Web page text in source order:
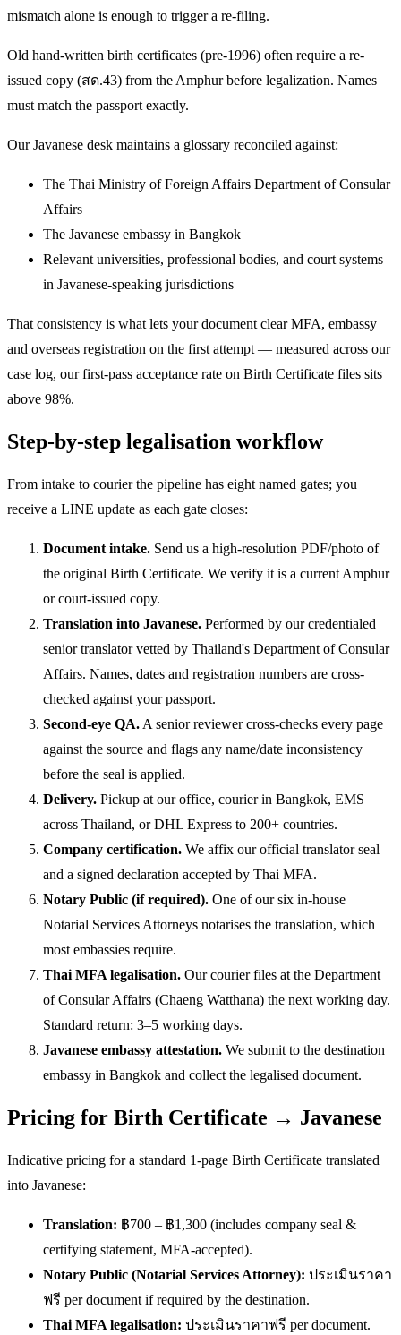
mismatch alone is enough to trigger a re-filing.
Old hand-written birth certificates (pre-1996) often require a re-
issued copy (สด.43) from the Amphur before legalization. Names
must match the passport exactly.
Our Javanese desk maintains a glossary reconciled against:
The Thai Ministry of Foreign Affairs Department of Consular
Affairs
The Javanese embassy in Bangkok
Relevant universities, professional bodies, and court systems
in Javanese-speaking jurisdictions
That consistency is what lets your document clear MFA, embassy
and overseas registration on the first attempt — measured across our
case log, our first-pass acceptance rate on Birth Certificate files sits
above 98%.
Step-by-step legalisation workflow
From intake to courier the pipeline has eight named gates; you
receive a LINE update as each gate closes:
Document intake. Send us a high-resolution PDF/photo of
the original Birth Certificate. We verify it is a current Amphur
or court-issued copy.
Translation into Javanese. Performed by our credentialed
senior translator vetted by Thailand's Department of Consular
Affairs. Names, dates and registration numbers are cross-
checked against your passport.
Second-eye QA. A senior reviewer cross-checks every page
against the source and flags any name/date inconsistency
before the seal is applied.
Delivery. Pickup at our office, courier in Bangkok, EMS
across Thailand, or DHL Express to 200+ countries.
Company certification. We affix our official translator seal
and a signed declaration accepted by Thai MFA.
Notary Public (if required). One of our six in-house
Notarial Services Attorneys notarises the translation, which
most embassies require.
Thai MFA legalisation. Our courier files at the Department
of Consular Affairs (Chaeng Watthana) the next working day.
Standard return: 3–5 working days.
Javanese embassy attestation. We submit to the destination
embassy in Bangkok and collect the legalised document.
Pricing for Birth Certificate → Javanese
Indicative pricing for a standard 1-page Birth Certificate translated
into Javanese:
Translation: ฿700 – ฿1,300 (includes company seal &
certifying statement, MFA-accepted).
Notary Public (Notarial Services Attorney): ประเมินราคา
ฟรี per document if required by the destination.
Thai MFA legalisation: ประเมินราคาฟรี per document.